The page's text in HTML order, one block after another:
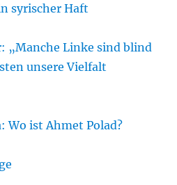
syrischer Haft
„Manche Linke sind blind
unsere Vielfalt
Wo ist Ahmet Polad?